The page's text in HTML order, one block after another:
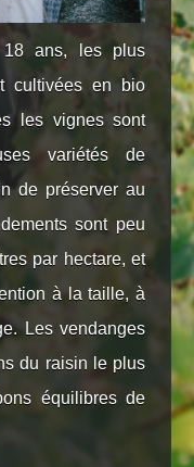
ans, les plus
cultivées en bio
les vignes sont
variétés de
de préserver au
sont peu
par hectare, et
à la taille, à
Les vendanges
du raisin le plus
équilibres de